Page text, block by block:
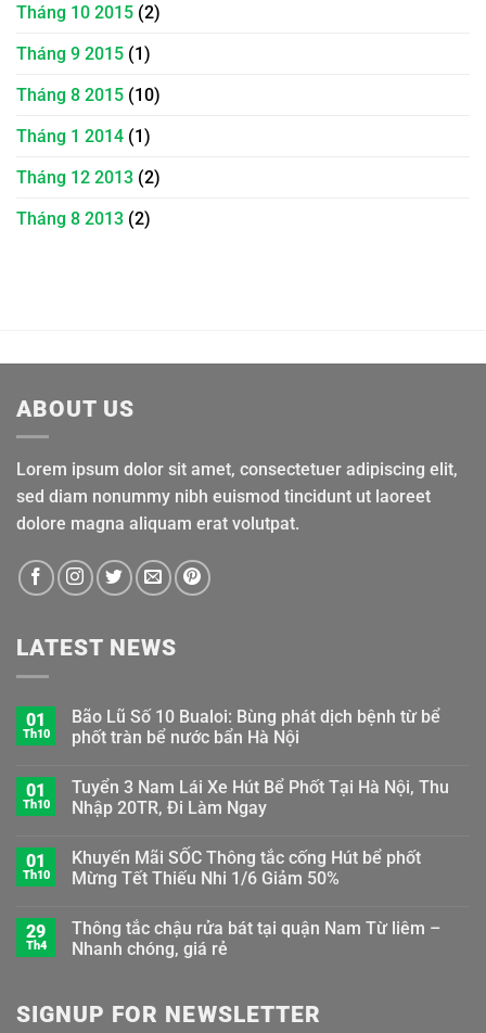
Tháng 10 2015 (2)
Tháng 9 2015 (1)
Tháng 8 2015 (10)
Tháng 1 2014 (1)
Tháng 12 2013 (2)
Tháng 8 2013 (2)
ABOUT US
Lorem ipsum dolor sit amet, consectetuer adipiscing elit,
sed diam nonummy nibh euismod tincidunt ut laoreet
dolore magna aliquam erat volutpat.
LATEST NEWS
01
Th10
Bão Lũ Số 10 Bualoi: Bùng phát dịch bệnh từ bể
phốt tràn bể nước bẩn Hà Nội
01
Th10
Tuyển 3 Nam Lái Xe Hút Bể Phốt Tại Hà Nội, Thu
Nhập 20TR, Đi Làm Ngay
01
Th10
Khuyến Mãi SỐC Thông tắc cống Hút bể phốt
Mừng Tết Thiếu Nhi 1/6 Giảm 50%
29
Th4
Thông tắc chậu rửa bát tại quận Nam Từ liêm –
Nhanh chóng, giá rẻ
SIGNUP FOR NEWSLETTER